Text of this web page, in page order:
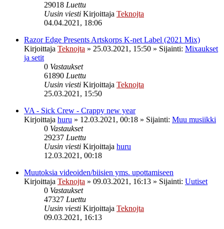
29018 Luettu
Uusin viesti Kirjoittaja Teknojta
04.04.2021, 18:06
Razor Edge Presents Artskorps K-net Label (2021 Mix)
Kirjoittaja Teknojta » 25.03.2021, 15:50 » Sijainti: Mixaukset
ja setit
0 Vastaukset
61890 Luettu
Uusin viesti Kirjoittaja Teknojta
25.03.2021, 15:50
VA - Sick Crew - Crappy new year
Kirjoittaja huru » 12.03.2021, 00:18 » Sijainti: Muu musiikki
0 Vastaukset
29237 Luettu
Uusin viesti Kirjoittaja huru
12.03.2021, 00:18
Muutoksia videoiden/biisien yms. upottamiseen
Kirjoittaja Teknojta » 09.03.2021, 16:13 » Sijainti: Uutiset
0 Vastaukset
47327 Luettu
Uusin viesti Kirjoittaja Teknojta
09.03.2021, 16:13